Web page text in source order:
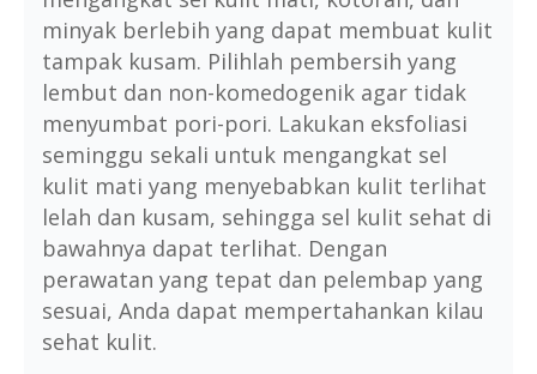
minyak berlebih yang dapat membuat kulit
tampak kusam. Pilihlah pembersih yang
lembut dan non-komedogenik agar tidak
menyumbat pori-pori. Lakukan eksfoliasi
seminggu sekali untuk mengangkat sel
kulit mati yang menyebabkan kulit terlihat
lelah dan kusam, sehingga sel kulit sehat di
bawahnya dapat terlihat. Dengan
perawatan yang tepat dan pelembap yang
sesuai, Anda dapat mempertahankan kilau
sehat kulit.